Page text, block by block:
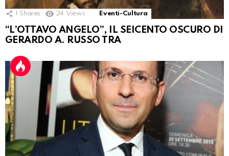
1 Shares 24 Views Eventi-Cultura
“L’OTTAVO ANGELO”, IL SEICENTO OSCURO DI
GERARDO A. RUSSO TRA